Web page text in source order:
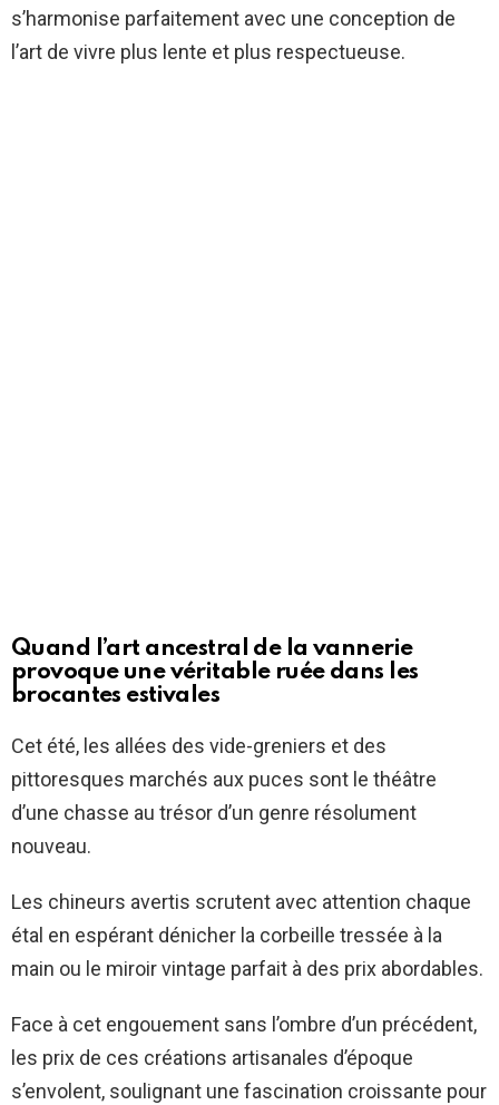
s’harmonise parfaitement avec une conception de
l’art de vivre plus lente et plus respectueuse.
Quand l’art ancestral de la vannerie
provoque une véritable ruée dans les
brocantes estivales
Cet été, les allées des vide-greniers et des
pittoresques marchés aux puces sont le théâtre
d’une chasse au trésor d’un genre résolument
nouveau.
Les chineurs avertis scrutent avec attention chaque
étal en espérant dénicher la corbeille tressée à la
main ou le miroir vintage parfait à des prix abordables.
Face à cet engouement sans l’ombre d’un précédent,
les prix de ces créations artisanales d’époque
s’envolent, soulignant une fascination croissante pour